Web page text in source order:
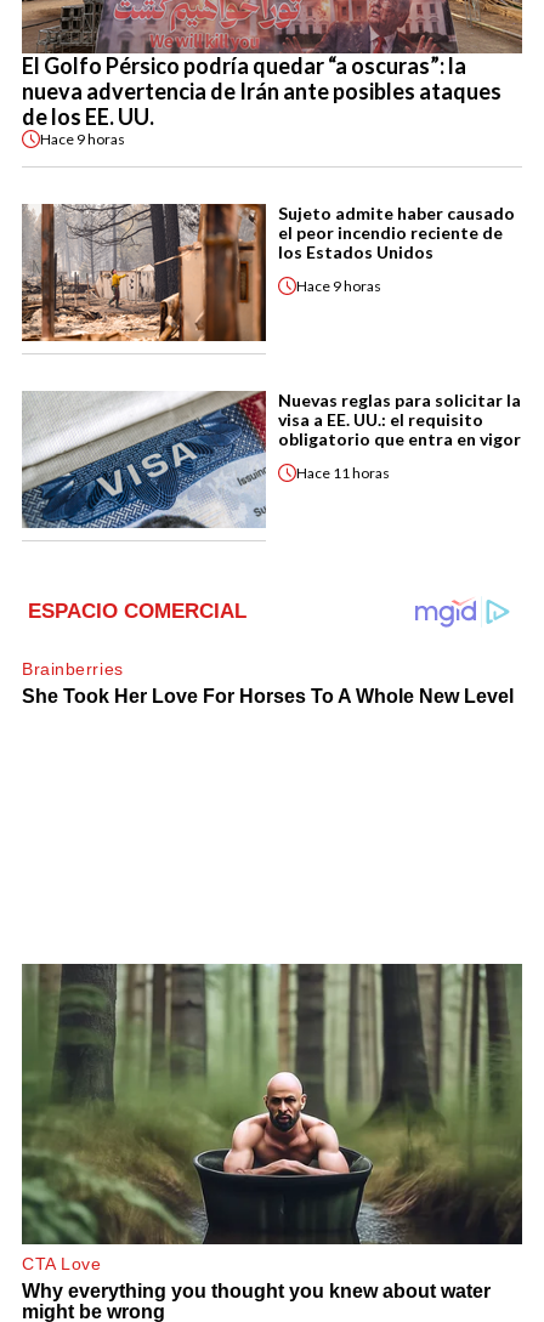
El Golfo Pérsico podría quedar “a oscuras”: la
nueva advertencia de Irán ante posibles ataques
de los EE. UU.
Hace 9 horas
Sujeto admite haber causado
el peor incendio reciente de
los Estados Unidos
Hace 9 horas
Nuevas reglas para solicitar la
visa a EE. UU.: el requisito
obligatorio que entra en vigor
Hace 11 horas